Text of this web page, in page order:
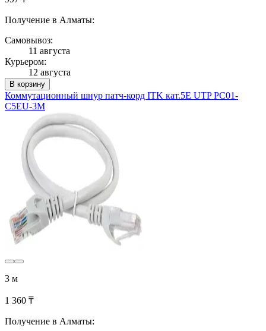
Получение в Алматы:
Самовывоз:
11 августа
Курьером:
12 августа
В корзину
Коммутационный шнур патч-корд ITK кат.5Е UTP PC01-
C5EU-3M
3 м
1 360 ₸
Получение в Алматы: